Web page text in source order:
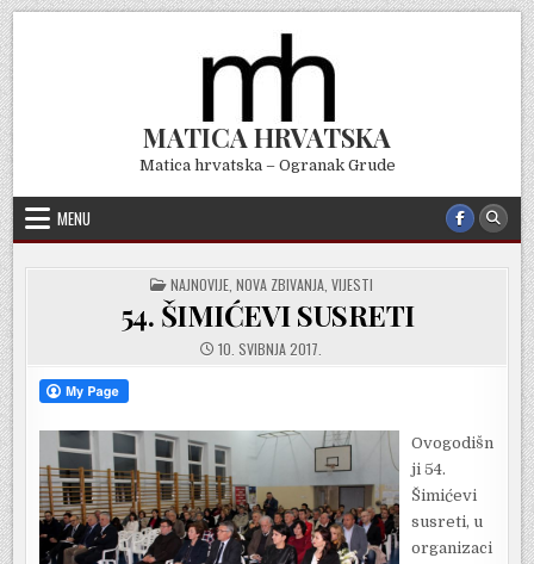
Skip
to
content
MATICA HRVATSKA
Matica hrvatska – Ogranak Grude
MENU
POSTED
IN
NAJNOVIJE, NOVA ZBIVANJA, VIJESTI
54. ŠIMIĆEVI SUSRETI
10. SVIBNJA 2017.
Ovogodišn
ji 54.
Šimićevi
susreti, u
organizaci